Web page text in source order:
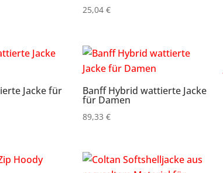
25,04€
Jacke für Banff Hybrid wattierte Jacke
für Damen
89,33€